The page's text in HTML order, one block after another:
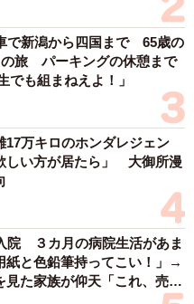
3/3
らも「ダービーこれがよ
。。。」と寄せられ、J2
るほどーこれだけ踊るサ
で新潟から四国まで 65歳の
の旅 パーキングの休憩まで
も組まねえよ！」
17万キロのホンダレジェン
しい方が居たら」 大御所漫
院 ３カ月の病院生活があま
紙と色鉛筆持ってこい！」→
見た家族が仰天「これ、売れ